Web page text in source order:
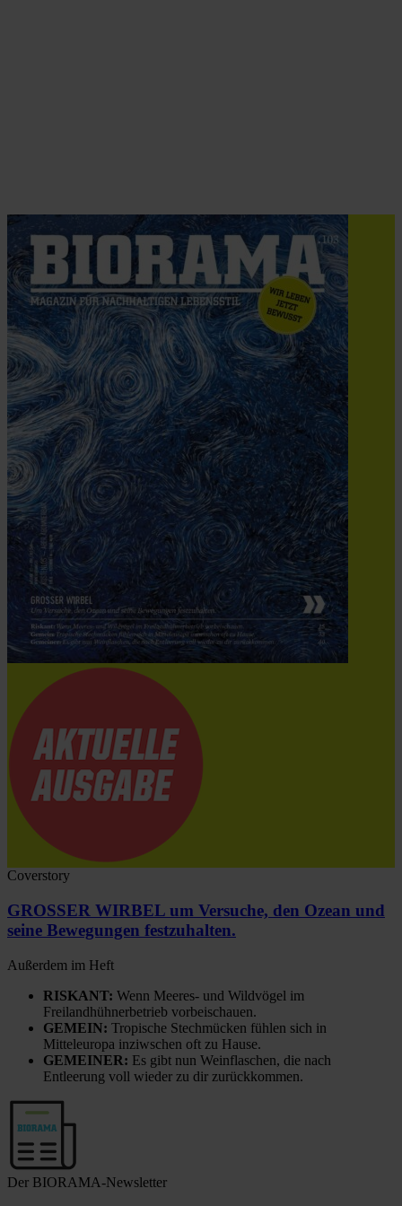
Coverstory
GROSSER WIRBEL um Versuche, den Ozean und
seine Bewegungen festzuhalten.
Außerdem im Heft
RISKANT: Wenn Meeres- und Wildvögel im
Freilandhühnerbetrieb vorbeischauen.
GEMEIN: Tropische Stechmücken fühlen sich in
Mitteleuropa inziwschen oft zu Hause.
GEMEINER: Es gibt nun Weinflaschen, die nach
Entleerung voll wieder zu dir zurückkommen.
Der BIORAMA-Newsletter